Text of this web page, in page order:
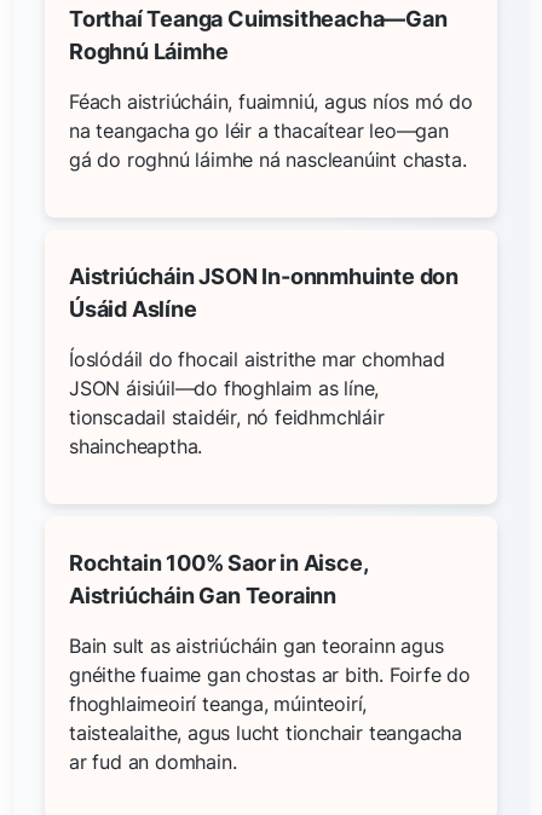
Torthaí Teanga Cuimsitheacha—Gan
Roghnú Láimhe
Féach aistriúcháin, fuaimniú, agus níos mó do
na teangacha go léir a thacaítear leo—gan
gá do roghnú láimhe ná nascleanúint chasta.
Aistriúcháin JSON In-onnmhuinte don
Úsáid Aslíne
Íoslódáil do fhocail aistrithe mar chomhad
JSON áisiúil—do fhoghlaim as líne,
tionscadail staidéir, nó feidhmchláir
shaincheaptha.
Rochtain 100% Saor in Aisce,
Aistriúcháin Gan Teorainn
Bain sult as aistriúcháin gan teorainn agus
gnéithe fuaime gan chostas ar bith. Foirfe do
fhoghlaimeoirí teanga, múinteoirí,
taistealaithe, agus lucht tionchair teangacha
ar fud an domhain.